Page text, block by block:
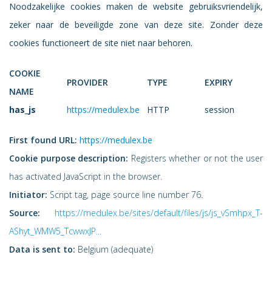
Noodzakelijke cookies maken de website gebruiksvriendelijk,
zeker naar de beveiligde zone van deze site. Zonder deze
cookies functioneert de site niet naar behoren.
COOKIE
NAME
PROVIDER TYPE EXPIRY
has_js https://medulex.be HTTP session
First found URL: https://medulex.be
Cookie purpose description: Registers whether or not the user
has activated JavaScript in the browser.
Initiator: Script tag, page source line number 76.
Source: https://medulex.be/sites/default/files/js/js_vSmhpx_T-
AShyt_WMW5_TcwwxJP...
Data is sent to: Belgium (adequate)